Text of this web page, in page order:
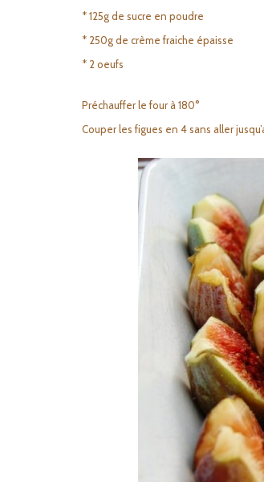
* 125g de sucre en poudre
* 250g de crème fraiche épaisse
* 2 oeufs
Préchauffer le four à 180°
Couper les figues en 4 sans aller